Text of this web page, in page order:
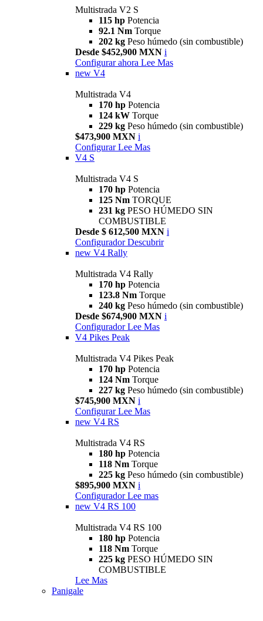
Multistrada V2 S
115 hp Potencia
92.1 Nm Torque
202 kg Peso húmedo (sin combustible)
Desde $452,900 MXN i
Configurar ahora Lee Mas
new V4
Multistrada V4
170 hp Potencia
124 kW Torque
229 kg Peso húmedo (sin combustible)
$473,900 MXN i
Configurar Lee Mas
V4 S
Multistrada V4 S
170 hp Potencia
125 Nm TORQUE
231 kg PESO HÚMEDO SIN
COMBUSTIBLE
Desde $ 612,500 MXN i
Configurador Descubrir
new V4 Rally
Multistrada V4 Rally
170 hp Potencia
123.8 Nm Torque
240 kg Peso húmedo (sin combustible)
Desde $674,900 MXN i
Configurador Lee Mas
V4 Pikes Peak
Multistrada V4 Pikes Peak
170 hp Potencia
124 Nm Torque
227 kg Peso húmedo (sin combustible)
$745,900 MXN i
Configurar Lee Mas
new V4 RS
Multistrada V4 RS
180 hp Potencia
118 Nm Torque
225 kg Peso húmedo (sin combustible)
$895,900 MXN i
Configurador Lee mas
new V4 RS 100
Multistrada V4 RS 100
180 hp Potencia
118 Nm Torque
225 kg PESO HÚMEDO SIN
COMBUSTIBLE
Lee Mas
Panigale